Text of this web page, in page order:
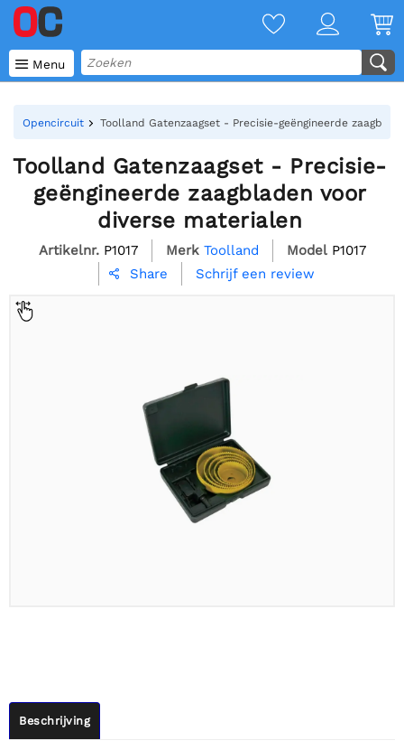
 Menu
Opencircuit Toolland Gatenzaagset - Precisie-geëngineerde
Toolland Gatenzaagset - Precisie-
geëngineerde zaagbladen voor
diverse materialen
Artikelnr. P1017 Merk Toolland Model P1017
 Share Schrijf een review
Beschrijving